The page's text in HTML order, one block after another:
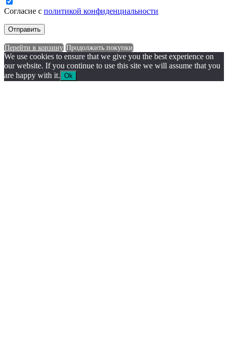
Согласие с политикой конфиденциальности
Перейти в корзину Продолжить покупки
We use cookies to ensure that we give you the best experience on
our website. If you continue to use this site we will assume that you
are happy with it. Ok